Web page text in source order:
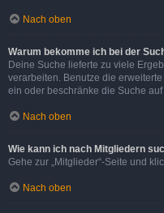
Nach oben
Warum bekomme ich bei der
Deine Suche lieferte zu viele
verarbeiten. Benutze die
ein oder beschränke die Suche
Nach oben
Wie kann ich nach Mitgliedern
Gehe zur „Mitglieder“-Seite und
Nach oben